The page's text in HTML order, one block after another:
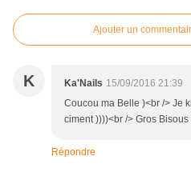
Ajouter un
K Ka'Nails 15/09/2016 21:39
Coucou ma Belle )<br /> Je
ciment ))))<br /> Gros Bisous
Répondre